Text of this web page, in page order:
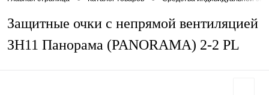
Защитные очки с непрямой вентиляцией
ЗН11 Панорама (PANORAMA) 2-2 PL